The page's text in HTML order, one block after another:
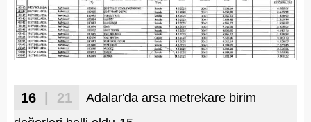
16 | 21
Adalar'da arsa metrekare birim